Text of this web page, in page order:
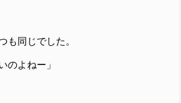
も同じでした。
のよねー」